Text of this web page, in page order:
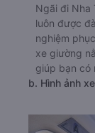
Ngãi đi Nha
luôn được
nghiệm
xe giường
giúp bạn có
b. Hình ảnh